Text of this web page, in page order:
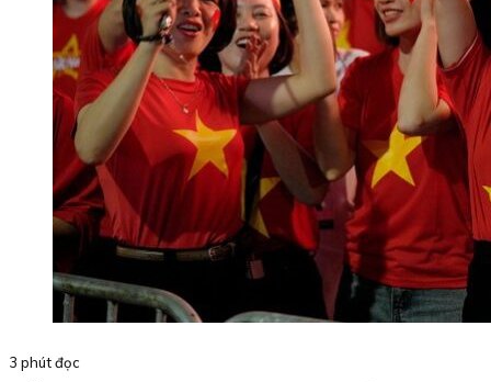
3 phút đọc